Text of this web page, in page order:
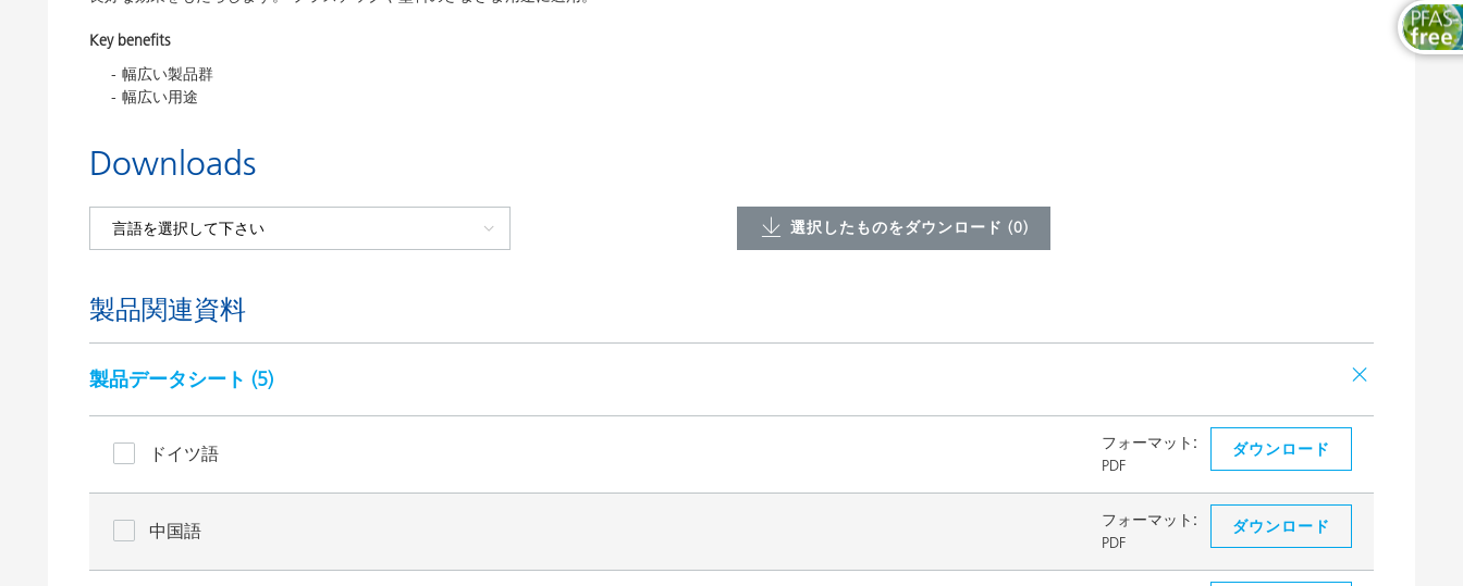
Key benefits
幅広い製品群
幅広い用途
Downloads
選択したものをダウンロード (0)
製品関連資料
製品データシート (5)
ドイツ語
フォーマット:
PDF
ダウンロード
中国語
フォーマット:
PDF
ダウンロード